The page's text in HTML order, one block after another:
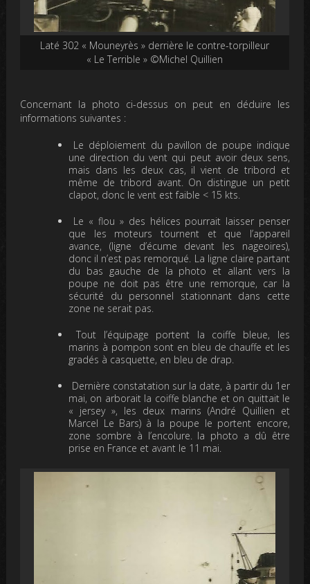
Laté 302 « Mouneyrès » derrière le contre-torpilleur
« Le Terrible » ©Michel Quillien
Concernant la photo ci-dessus on peut en déduire les
informations suivantes :
Le déploiement du pavillon de poupe indique
une direction du vent qui peut avoir deux sens,
mais dans les deux cas, il vient de tribord et
même de tribord avant. On distingue un petit
clapot, donc le vent est faible < 15 kts.
Le « flou » des hélices pourrait laisser penser
que les moteurs tournent et que l’appareil
avance, (ligne d’écume devant les nageoires),
donc il n’est pas remorqué. La ligne claire partant
du bas gauche de la photo et allant vers la
poupe ne doit pas être une remorque, car la
sécurité du personnel stationnant dans cette
zone ne serait pas.
Tout l’équipage portent la coiffe bleue, les
marins à pompon sont en bleu de chauffe et les
gradés à casquette, en bleu de drap.
Dernière constatation sur la date, à partir du 1er
mai, on arborait la coiffe blanche et on quittait le
« jersey », les deux marins (André Quillien et
Marcel Le Bars) à la poupe le portent encore,
zone sombre à l’encolure. la photo a dû être
prise en France et avant le 11 mai.